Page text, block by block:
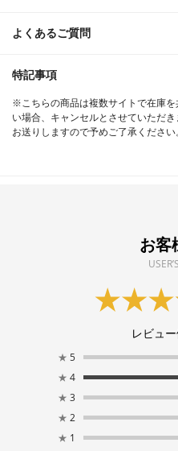
よくあるご質問
特記事項
※こちらの商品は複数サイトで在庫
い場合、キャンセルとさせていただ
お送りしますので予めご了承ください
お客
レビュー
★ 5
★ 4
★ 3
★ 2
★ 1